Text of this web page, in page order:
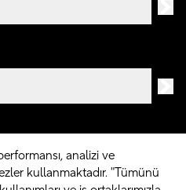
• Tüm hakları saklıdır
analizi ve
kullanmaktadır. "Tümünü